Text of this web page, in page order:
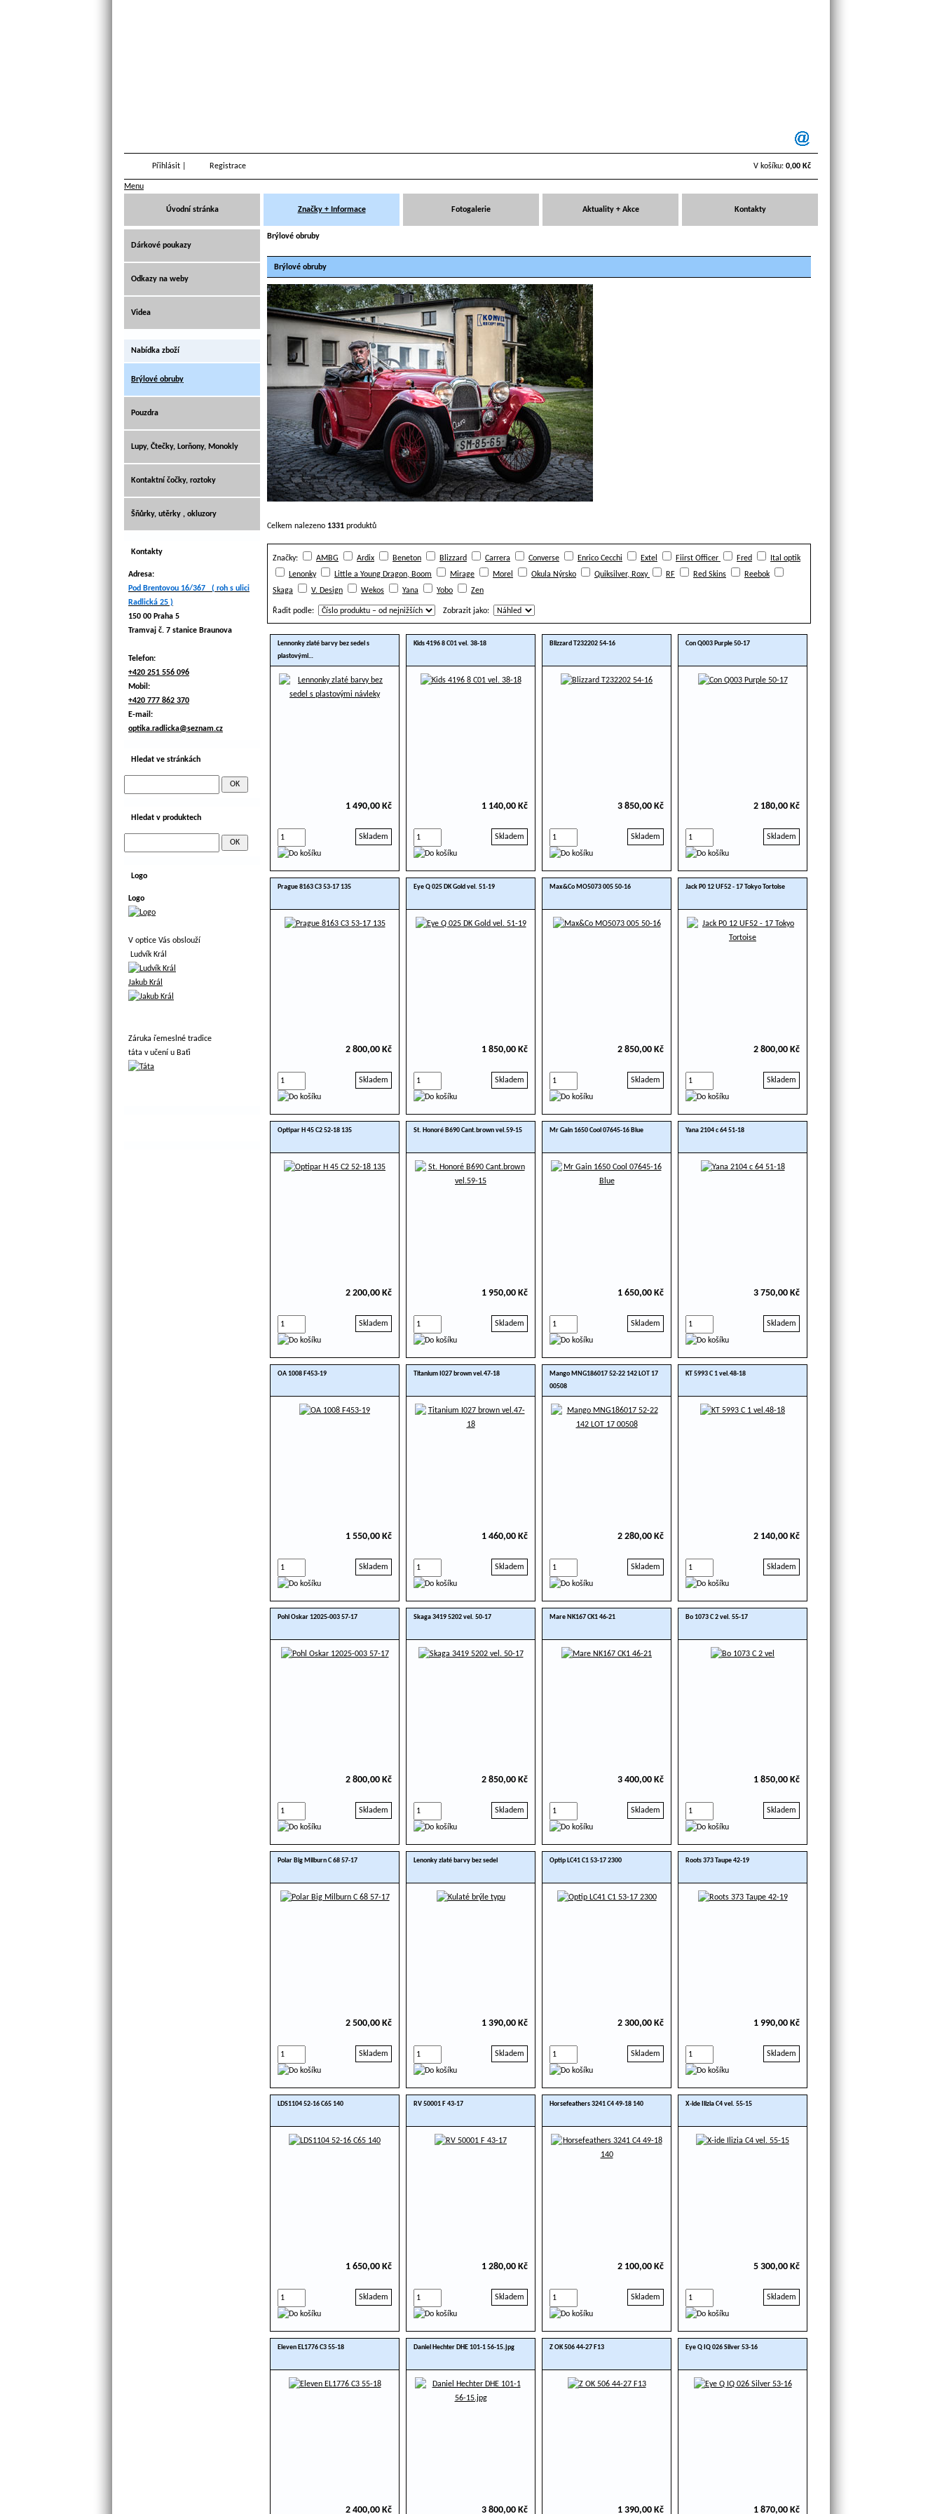
Přihlásit Registrace V košíku: 0,00 Kč
Menu
Úvodní stránka Značky + Informace Fotogalerie Aktuality + Akce Kontakty
Brýlové obruby
Brýlové obruby
Celkem nalezeno 1331 produktů
Značky: AMBG Ardix Beneton Blizzard Carrera Converse Enrico Cecchi Extel Fiirst Officer Fred
Ital optik
Lenonky
Little a Young Dragon, Boom Mirage Morel Okula Nýrsko Quiksilver, Roxy RF Red Skins
Reebok
Skaga
V. Design Wekos Yana Yobo Zen
Řadit podle: Zobrazit jako:
Lennonky zlaté barvy bez sedel s
plastovými…
1 490,00 Kč
Skladem
Kids 4196 8 C01 vel. 38-18
1 140,00 Kč
Skladem
Blizzard T232202 54-16
3 850,00 Kč
Skladem
Con Q003 Purple 50-17
2 180,00 Kč
Skladem
Prague 8163 C3 53-17 135
2 800,00 Kč
Skladem
Eye Q 025 DK Gold vel. 51-19
1 850,00 Kč
Skladem
Max&Co MO5073 005 50-16
2 850,00 Kč
Skladem
Jack P0 12 UF52 - 17 Tokyo Tortoise
2 800,00 Kč
Skladem
Optipar H 45 C2 52-18 135
2 200,00 Kč
Skladem
St. Honoré B690 Cant.brown vel.59-15
1 950,00 Kč
Skladem
Mr Gain 1650 Cool 07645-16 Blue
1 650,00 Kč
Skladem
Yana 2104 c 64 51-18
3 750,00 Kč
Skladem
OA 1008 F453-19
1 550,00 Kč
Skladem
Titanium I027 brown vel.47-18
1 460,00 Kč
Skladem
Mango MNG186017 52-22 142 LOT 17
00508
2 280,00 Kč
Skladem
KT 5993 C 1 vel.48-18
2 140,00 Kč
Skladem
Pohl Oskar 12025-003 57-17
2 800,00 Kč
Skladem
Skaga 3419 5202 vel. 50-17
2 850,00 Kč
Skladem
Mare NK167 CK1 46-21
3 400,00 Kč
Skladem
Bo 1073 C 2 vel. 55-17
1 850,00 Kč
Skladem
Polar Big Milburn C 68 57-17
2 500,00 Kč
Skladem
Lenonky zlaté barvy bez sedel
1 390,00 Kč
Skladem
Optip LC41 C1 53-17 2300
2 300,00 Kč
Skladem
Roots 373 Taupe 42-19
1 990,00 Kč
Skladem
LDS1104 52-16 C65 140
1 650,00 Kč
Skladem
RV 50001 F 43-17
1 280,00 Kč
Skladem
Horsefeathers 3241 C4 49-18 140
2 100,00 Kč
Skladem
X-ide Ilizia C4 vel. 55-15
5 300,00 Kč
Skladem
Eleven EL1776 C3 55-18
2 400,00 Kč
Daniel Hechter DHE 101-1 56-15.jpg
3 800,00 Kč
Z OK 506 44-27 F13
1 390,00 Kč
Eye Q IQ 026 Silver 53-16
1 870,00 Kč
Dárkové poukazy
Odkazy na weby
Videa
Nabídka zboží
Brýlové obruby
Pouzdra
Lupy, Čtečky, Lorňony, Monokly
Kontaktní čočky, roztoky
Šňůrky, utěrky , okluzory
Kontakty
Adresa:
Pod Brentovou 16/367 ( roh s ulici
Radlická 25 )
150 00 Praha 5
Tramvaj č. 7 stanice Braunova
Telefon:
+420 251 556 096
Mobil:
+420 777 862 370
E-mail:
optika.radlicka@seznam.cz
Hledat ve stránkách
Hledat v produktech
Logo
Logo
V optice Vás obslouží
Ludvík Král
Jakub Král
Záruka řemeslné tradice
táta v učení u Baťi